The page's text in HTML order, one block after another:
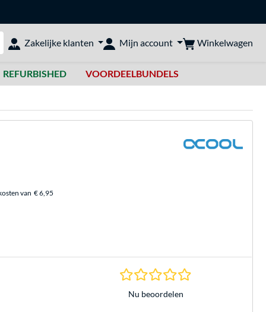
doorzoeken
Zakelijke klanten Mijn account Winkelwagen
REFURBISHED VOORDEELBUNDELS
van € 6,95
0.0 sterren
Nu beoordelen